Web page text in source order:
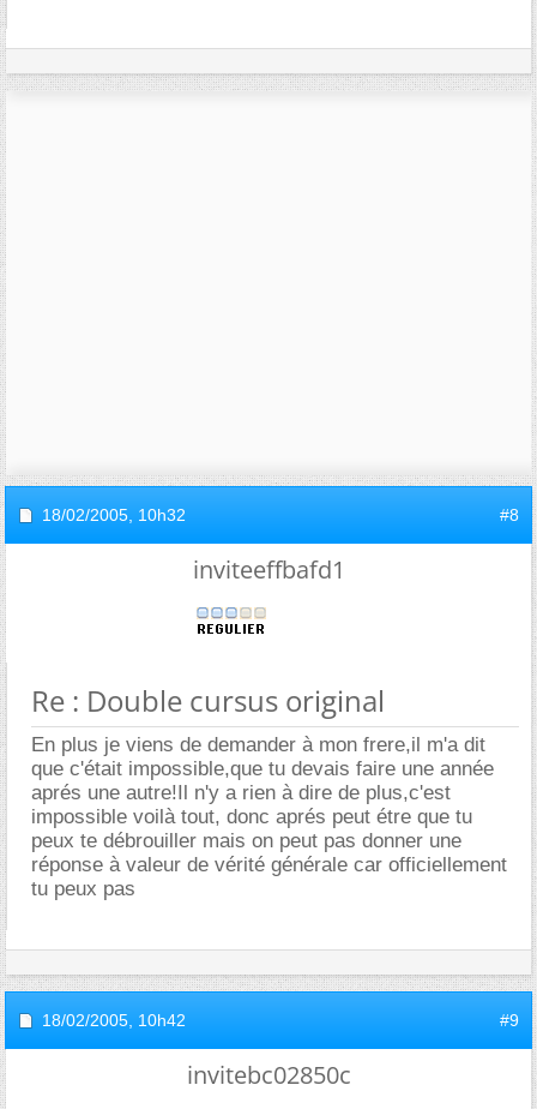
18/02/2005, 10h32 #8
inviteeffbafd1
Re : Double cursus original
En plus je viens de demander à mon frere,il m'a dit
que c'était impossible,que tu devais faire une année
aprés une autre!Il n'y a rien à dire de plus,c'est
impossible voilà tout, donc aprés peut étre que tu
peux te débrouiller mais on peut pas donner une
réponse à valeur de vérité générale car officiellement
tu peux pas
18/02/2005, 10h42 #9
invitebc02850c